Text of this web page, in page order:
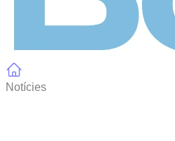
Notícies